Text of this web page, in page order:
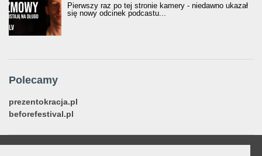
Pierwszy raz po tej stronie kamery - niedawno ukazał
się nowy odcinek podcastu...
Polecamy
prezentokracja.pl
beforefestival.pl